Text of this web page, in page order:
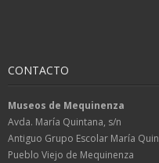
CONTACTO
Museos de Mequinenza
Avda. María Quintana, s/n
Antiguo Grupo Escolar María
Pueblo Viejo de Mequinenza